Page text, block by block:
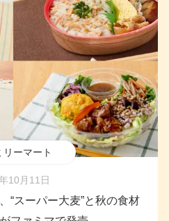
リーマート
10月11日
“スーパー大麦”と秋の食材